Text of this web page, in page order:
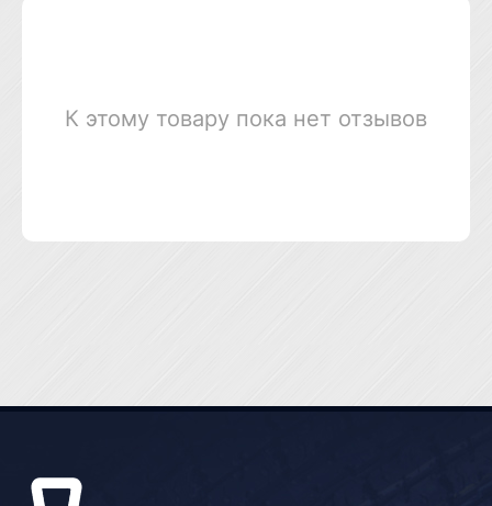
К этому товару пока нет отзывов